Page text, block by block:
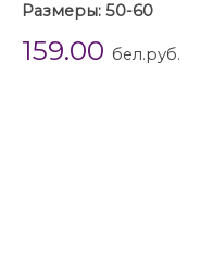
Размеры: 50-60
159.00 бел.руб.